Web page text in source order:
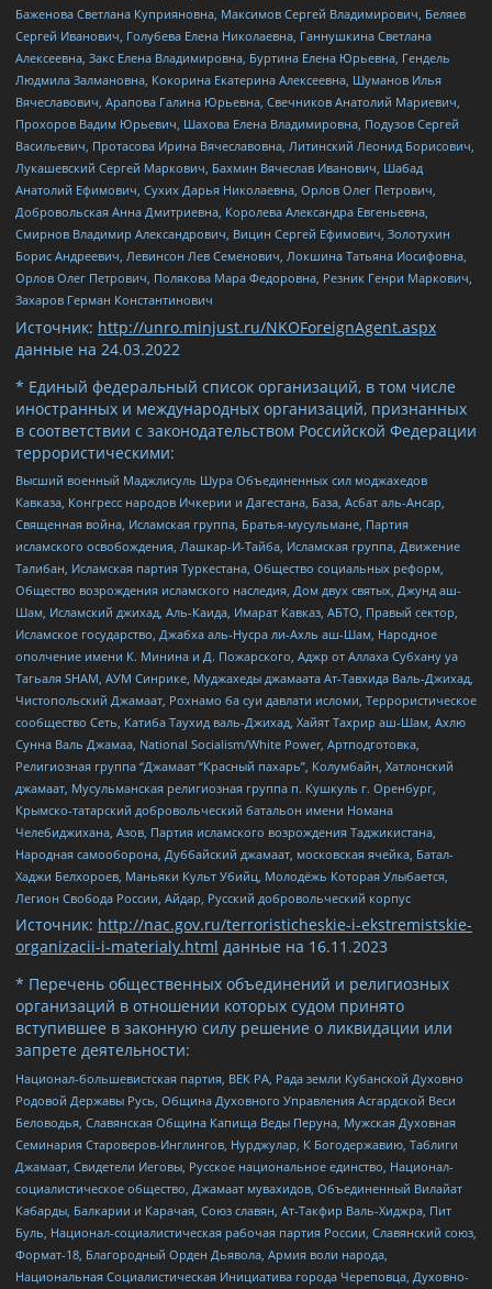
Баженова Светлана Куприяновна, Максимов Сергей Владимирович, Беляев
Сергей Иванович, Голубева Елена Николаевна, Ганнушкина Светлана
Алексеевна, Закс Елена Владимировна, Буртина Елена Юрьевна, Гендель
Людмила Залмановна, Кокорина Екатерина Алексеевна, Шуманов Илья
Вячеславович, Арапова Галина Юрьевна, Свечников Анатолий Мариевич,
Прохоров Вадим Юрьевич, Шахова Елена Владимировна, Подузов Сергей
Васильевич, Протасова Ирина Вячеславовна, Литинский Леонид Борисович,
Лукашевский Сергей Маркович, Бахмин Вячеслав Иванович, Шабад
Анатолий Ефимович, Сухих Дарья Николаевна, Орлов Олег Петрович,
Добровольская Анна Дмитриевна, Королева Александра Евгеньевна,
Смирнов Владимир Александрович, Вицин Сергей Ефимович, Золотухин
Борис Андреевич, Левинсон Лев Семенович, Локшина Татьяна Иосифовна,
Орлов Олег Петрович, Полякова Мара Федоровна, Резник Генри Маркович,
Захаров Герман Константинович
Источник: http://unro.minjust.ru/NKOForeignAgent.aspx
данные на 24.03.2022
* Единый федеральный список организаций, в том числе
иностранных и международных организаций, признанных
в соответствии с законодательством Российской Федерации
террористическими:
Высший военный Маджлисуль Шура Объединенных сил моджахедов
Кавказа, Конгресс народов Ичкерии и Дагестана, База, Асбат аль-Ансар,
Священная война, Исламская группа, Братья-мусульмане, Партия
исламского освобождения, Лашкар-И-Тайба, Исламская группа, Движение
Талибан, Исламская партия Туркестана, Общество социальных реформ,
Общество возрождения исламского наследия, Дом двух святых, Джунд аш-
Шам, Исламский джихад, Аль-Каида, Имарат Кавказ, АБТО, Правый сектор,
Исламское государство, Джабха аль-Нусра ли-Ахль аш-Шам, Народное
ополчение имени К. Минина и Д. Пожарского, Аджр от Аллаха Субхану уа
Тагьаля SHAM, АУМ Синрике, Муджахеды джамаата Ат-Тавхида Валь-Джихад,
Чистопольский Джамаат, Рохнамо ба суи давлати исломи, Террористическое
сообщество Сеть, Катиба Таухид валь-Джихад, Хайят Тахрир аш-Шам, Ахлю
Сунна Валь Джамаа, National Socialism/White Power, Артподготовка,
Религиозная группа “Джамаат “Красный пахарь”, Колумбайн, Хатлонский
джамаат, Мусульманская религиозная группа п. Кушкуль г. Оренбург,
Крымско-татарский добровольческий батальон имени Номана
Челебиджихана, Азов, Партия исламского возрождения Таджикистана,
Народная самооборона, Дуббайский джамаат, московская ячейка, Батал-
Хаджи Белхороев, Маньяки Культ Убийц, Молодёжь Которая Улыбается,
Легион Свобода России, Айдар, Русский добровольческий корпус
Источник: http://nac.gov.ru/terroristicheskie-i-ekstremistskie-
organizacii-i-materialy.html данные на 16.11.2023
* Перечень общественных объединений и религиозных
организаций в отношении которых судом принято
вступившее в законную силу решение о ликвидации или
запрете деятельности:
Национал-большевистская партия, ВЕК РА, Рада земли Кубанской Духовно
Родовой Державы Русь, Община Духовного Управления Асгардской Веси
Беловодья, Славянская Община Капища Веды Перуна, Мужская Духовная
Семинария Староверов-Инглингов, Нурджулар, К Богодержавию, Таблиги
Джамаат, Свидетели Иеговы, Русское национальное единство, Национал-
социалистическое общество, Джамаат мувахидов, Объединенный Вилайат
Кабарды, Балкарии и Карачая, Союз славян, Ат-Такфир Валь-Хиджра, Пит
Буль, Национал-социалистическая рабочая партия России, Славянский союз,
Формат-18, Благородный Орден Дьявола, Армия воли народа,
Национальная Социалистическая Инициатива города Череповца, Духовно-